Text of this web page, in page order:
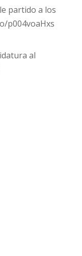
partido a los
p004voaHxs
al